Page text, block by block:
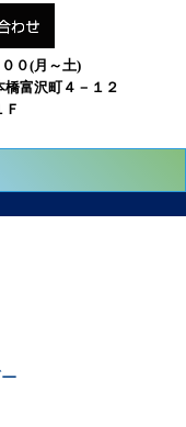
０(月～土)
富沢町４－１２